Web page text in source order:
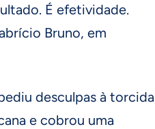
É efetividade.
Bruno, em
desculpas à torcida
e cobrou uma